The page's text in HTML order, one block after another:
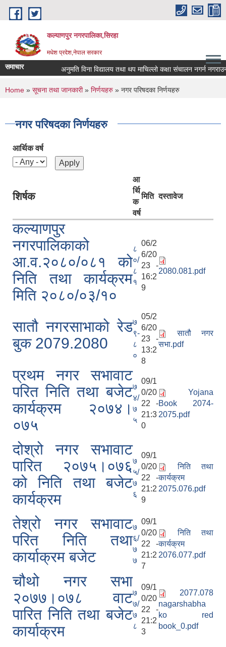
Skip to main content
कल्याणपुर नगरपालिका,सिरहा
मधेश प्रदेश,नेपाल सरकार
समाचार अनुमति विना विद्यालय तथा थप माचिल्लो कक्षा संचालन नगर्न नगराउन
You are here
Home » सूचना तथा जानकारी» निर्णयहरु » नगर परिषदका निर्णयहरु
नगर परिषदका निर्णयहरु
आर्थिक वर्ष
शिर्षक
आ
र्थि
क
वर्ष
मिति दस्तावेज
कल्याणपुर
नगरपालिकाको
आ.व.२०८०/०८१ को
निति तथा कार्यक्रम
मिति २०८०/०३/१०
८
०/
८
१
06/2
6/20
23 -
16:2
9
2080.081.pdf
सातौ नगरसाभाको रेड
बुक 2079.2080
७
९-
८
०
05/2
6/20
23 -
13:2
8
सातौ नगर
सभा.pdf
प्रथम नगर सभावाट
परित निति तथा बजेट
कार्यक्रम २०७४।
०७५
७
४/
७
५
09/1
0/20
22 -
21:3
0
Yojana
Book 2074-
2075.pdf
दोश्रो नगर सभावाट
पारित २०७५।०७६
को निति तथा बजेट
कार्यक्रम
७
५/
७
६
09/1
0/20
22 -
21:2
9
निति तथा
कार्यक्रम
2075.076.pdf
तेश्रो नगर सभावाट
परित निति तथा
कार्याक्रम बजेट
७
६/
७
७
09/1
0/20
22 -
21:2
7
निति तथा
कार्यक्रम
2076.077.pdf
चौथो नगर सभा
२०७७।०७८ वाट
पारित निति तथा बजेट
कार्याक्रम
७
७/
७
८
09/1
0/20
22 -
21:2
3
2077.078
nagarshabha
ko red
book_0.pdf